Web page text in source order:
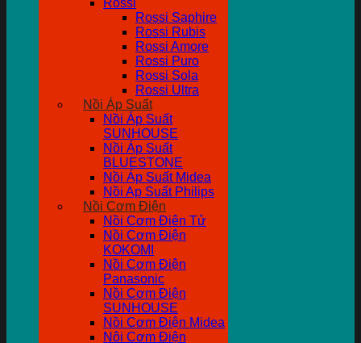
Rossi
Rossi Saphire
Rossi Rubis
Rossi Amore
Rossi Puro
Rossi Sola
Rossi Ultra
Nồi Áp Suất
Nồi Áp Suất
SUNHOUSE
Nồi Áp Suất
BLUESTONE
Nồi Áp Suất Midea
Nồi Ap Suất Philips
Nồi Cơm Điện
Nồi Cơm Điên Tử
Nồi Cơm Điện
KOKOMI
Nồi Cơm Điện
Panasonic
Nồi Cơm Điện
SUNHOUSE
Nồi Cơm Điện Midea
Nôi Cơm Điện